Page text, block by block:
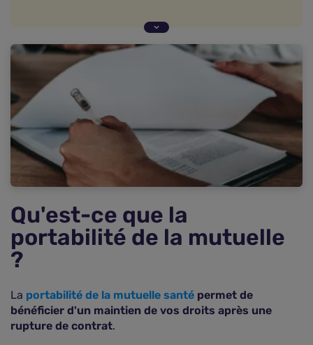
Qui peut profiter de la portabilité de la mutuelle
d'entreprise ?
La portabilité de la mutuelle est-elle une
obligation ?
Modèle de courrier de portabilité de mutuelle
Que faire si vous ne souhaitez pas bénéficier de
la portabilité de votre mutuelle ?
Comparer pour trouver une nouvelle mutuelle
Qu'est-ce que la
portabilité de la mutuelle
?
La portabilité de la mutuelle santé permet de
bénéficier d'un maintien de vos droits après une
rupture de contrat.